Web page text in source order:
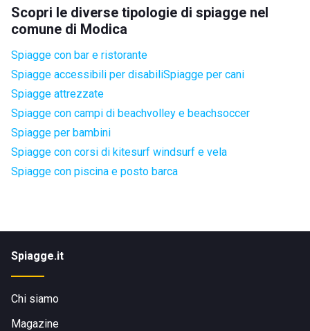
Scopri le diverse tipologie di spiagge nel
comune di Modica
Spiagge con bar e ristorante
Spiagge accessibili per disabiliSpiagge per cani
Spiagge attrezzate
Spiagge con campi di beachvolley e beachsoccer
Spiagge per bambini
Spiagge con corsi di kitesurf windsurf e vela
Spiagge con piscina e posto barca
Spiagge.it
Chi siamo
Magazine